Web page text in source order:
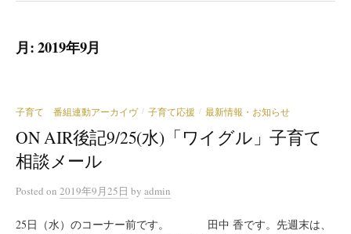
月:2019年9月
子育て 番組連動アーカイヴ / 子育て応援 / 最新情報・お知らせ
ON AIR後記9/25(水)「ワイグル」子育て
相談メール
Posted on 2019年9月25日 by admin
25日（水）のコーナー前です。 田中 香です。先週末は、